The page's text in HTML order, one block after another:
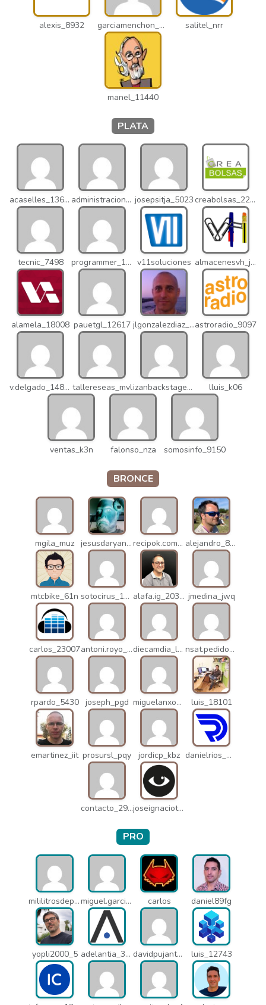
alexis_8932 garciamenchon_puz salitel_nrr
manel_11440
PLATA
acaselles_13670 administracion_nhd josepsitja_5023 creabolsas_22110
tecnic_7498 programmer_12837 v11soluciones almacenesvh_jo2
alamela_18008 pauetgl_12617 jlgonzalezdiaz_12316astroradio_9097
v.delgado_14821 tallereseas_mvl izanbackstage_14556 lluis_k06
ventas_k3n falonso_nza somosinfo_9150
BRONCE
mgila_muz jesusdaryanani_mko recipok.com_n5u alejandro_8931
mtcbike_61n sotocirus_11872 alafa.ig_20338 jmedina_jwq
carlos_23007 antoni.royo_10023 diecamdia_l27 nsat.pedidos_1235
rpardo_5430 joseph_pgd miguelanxogomez_21982 luis_18101
emartinez_iit prosursl_pqy jordicp_kbz danielrios_mqb
contacto_2906 joseignaciot_q66
PRO
mililitrosdeperfume_lao miguel.garcia_l25 carlos daniel89fg
yopli2000_5 adelantia_311 davidpujantelopez_mrf luis_12743